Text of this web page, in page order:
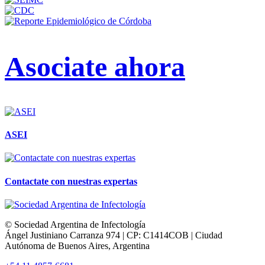
Asociate ahora
ASEI
Contactate con nuestras expertas
© Sociedad Argentina de Infectología
Ángel Justiniano Carranza 974 | CP: C1414COB | Ciudad
Autónoma de Buenos Aires, Argentina